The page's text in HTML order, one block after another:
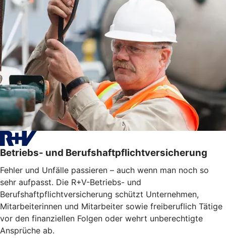
Betriebs- und Berufshaftpflichtversicherung
Fehler und Unfälle passieren – auch wenn man noch so
sehr aufpasst. Die R+V-Betriebs- und
Berufshaftpflichtversicherung schützt Unternehmen,
Mitarbeiterinnen und Mitarbeiter sowie freiberuflich Tätige
vor den finanziellen Folgen oder wehrt unberechtigte
Ansprüche ab.